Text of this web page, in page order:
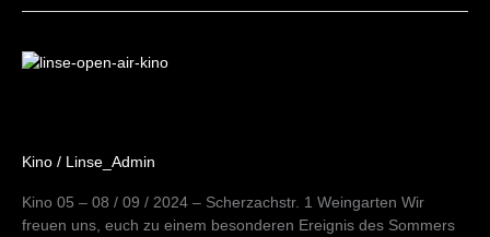
Kino / Linse_Admin
Kino 05 – 08 / 09 / 2024 – Scherzachstr. 1 Weingarten Wir
freuen uns, euch zu einem besonderen Ereignis des Sommers
Open